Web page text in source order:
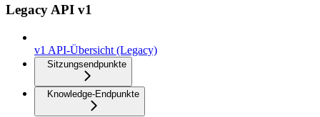
Legacy API v1
v1 API-Übersicht (Legacy)
Sitzungsendpunkte
Knowledge-Endpunkte